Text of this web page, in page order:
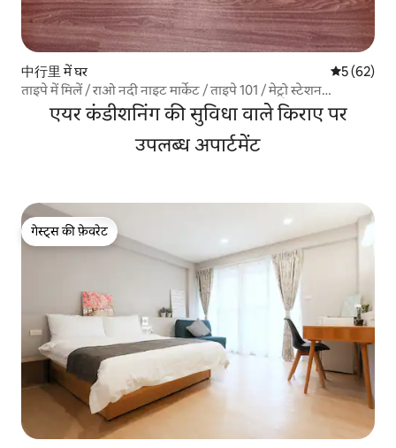
中行里 में घर औसत रेटिंग
5 (62)
ताइपे में मिलें / राओ नदी नाइट मार्केट / ताइपे 101 / मेट्रो स्टेशन
MRT5min / पूछताछ के लिए पार्किंग की आवश्यकता है
एयर कंडीशनिंग की सुविधा वाले किराए पर
उपलब्ध अपार्टमेंट
गेस्ट्स की फ़ेवरेट
गेस्ट्स की फ़ेवरेट